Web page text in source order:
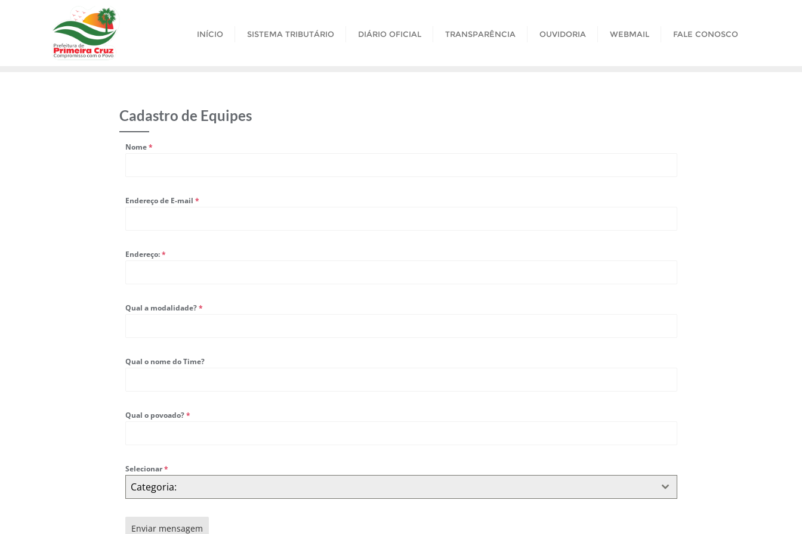
INÍCIO SISTEMA TRIBUTÁRIO DIÁRIO OFICIAL TRANSPARÊNCIA OUVIDORIA WEBMAIL FALE CONOSCO
Cadastro de Equipes
Nome*
Endereço de E-mail *
Endereço:*
Qual a modalidade?*
Qual o nome do Time?
Qual o povoado?*
Selecionar*
Categoria:
Enviar mensagem